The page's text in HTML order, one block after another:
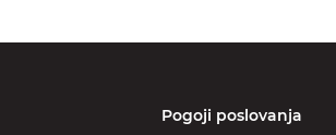
Pogoji poslovanja